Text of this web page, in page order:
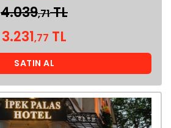
4.039,71TL
3.231,77 TL
SATIN AL